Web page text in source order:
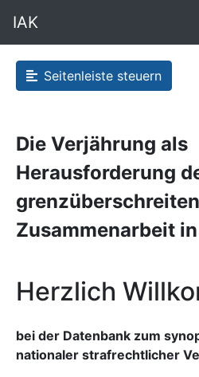
IAK
Seitenleiste steuern
Die Verjährung als
Herausforderung
Zusammenarbeit
Herzlich
bei der Datenbank zum
nationaler strafrechtlicher